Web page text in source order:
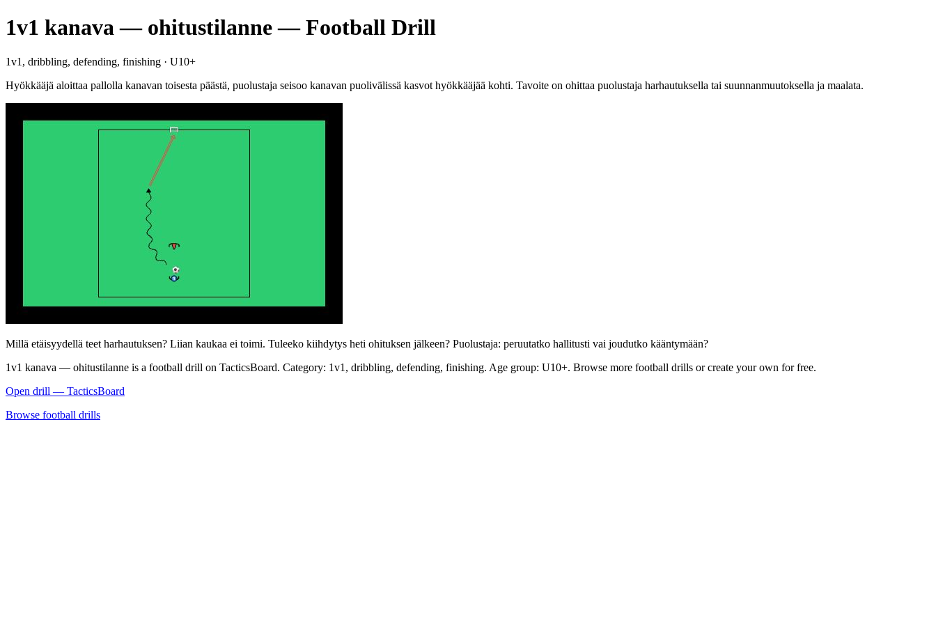
1v1 kanava — ohitustilanne — Football Drill
1v1, dribbling, defending, finishing · U10+
Hyökkääjä aloittaa pallolla kanavan toisesta päästä, puolustaja seisoo kanavan puolivälissä kasvot hyökkääjää kohti. Tavoite on ohittaa puolustaja harhautuksella tai suunnanmuutoksella ja maalata.
Millä etäisyydellä teet harhautuksen? Liian kaukaa ei toimi. Tuleeko kiihdytys heti ohituksen jälkeen? Puolustaja: peruutatko hallitusti vai joudutko kääntymään?
1v1 kanava — ohitustilanne is a football drill on TacticsBoard. Category: 1v1, dribbling, defending, finishing. Age group: U10+. Browse more football drills or create your own for free.
Open drill — TacticsBoard
Browse football drills